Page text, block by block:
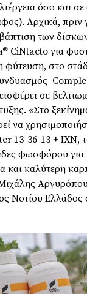
όσο και
Αρχικά, πριν
των
CiNtacto για
φύτευση, στο
σε
«Στο
να
13-36-13 + ΙΧΝ,
φωσφόρου για
και καλύτερη
Νοτίου Ελλάδος